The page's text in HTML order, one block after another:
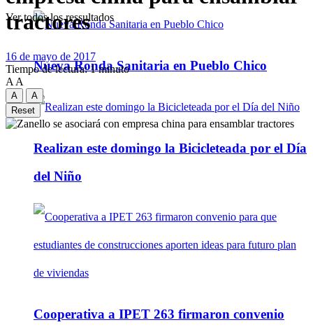
Nueva Ronda Sanitaria en Pueblo Chico
Realizan este domingo la Bicicleteada por el Día
del Niño
Cooperativa a IPET 263 firmaron convenio
Ver todos los ressultados
tractores
16 de mayo de 2017
Tiempo de lectura: 1 minuto
A A
A
A
Reset